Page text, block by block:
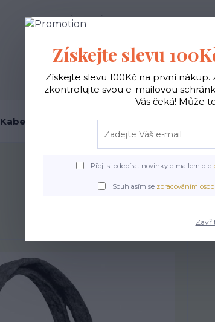
OBCHODNÍ PODMÍNKY JAK NAKUPOVAT
Kabelky ekologické Vaky na záda
Kabelky ekologické Kabelky velké
Získejte slevu
Získejte slevu 100Kč na první
zkontrolujte svou e-mailovou
Vás čeká! Může
Přeji si odebírat novinky e-mailem dle
Souhlasím se zpracováním